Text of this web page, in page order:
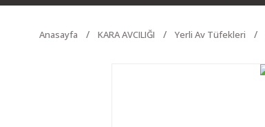
Anasayfa KARA AVCILIĞI Yerli Av Tüfekleri